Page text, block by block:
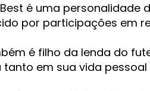
é uma personalidade
por participações em
é filho da lenda do
tanto em sua vida